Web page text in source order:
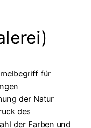
für
der Natur
des
der Farben und